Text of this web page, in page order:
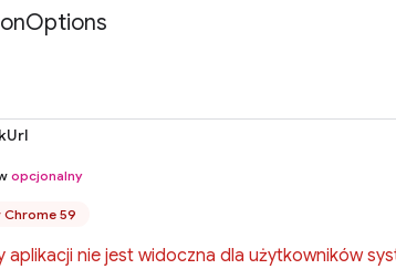
Options
opcjonalny
59
aplikacji nie jest widoczna dla użytkowników